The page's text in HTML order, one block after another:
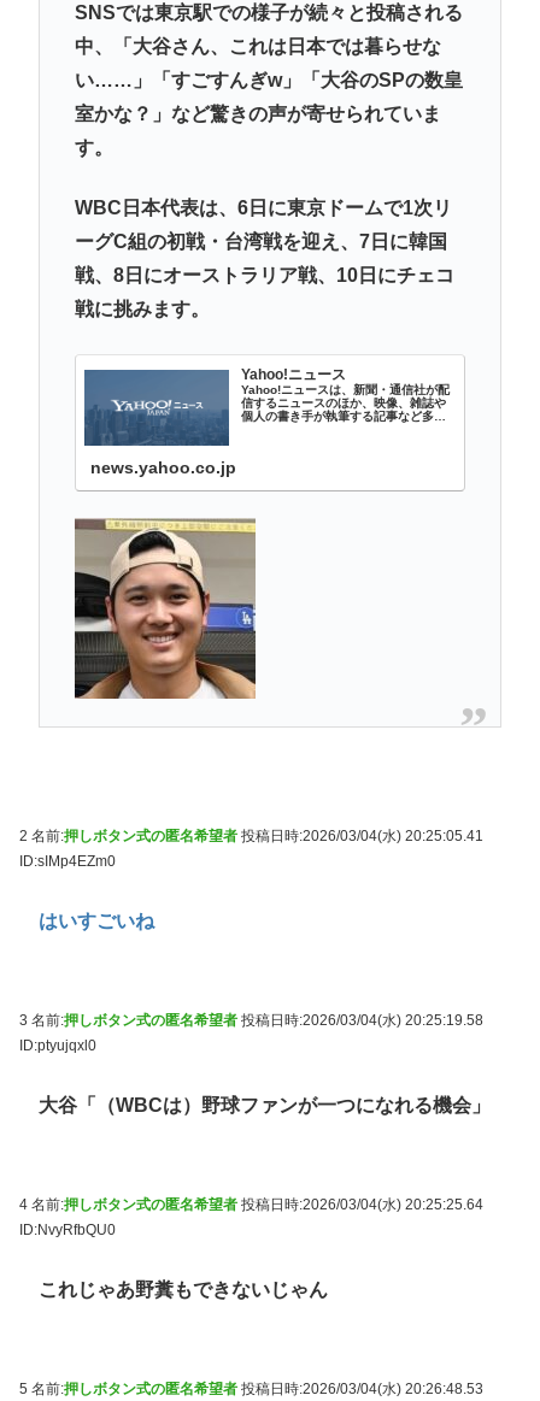
SNSでは東京駅での様子が続々と投稿される
中、「大谷さん、これは日本では暮らせな
い……」「すごすんぎw」「大谷のSPの数皇
室かな？」など驚きの声が寄せられていま
す。
WBC日本代表は、6日に東京ドームで1次リ
ーグC組の初戦・台湾戦を迎え、7日に韓国
戦、8日にオーストラリア戦、10日にチェコ
戦に挑みます。
Yahoo!ニュース
Yahoo!ニュースは、新聞・通信社が配
信するニュースのほか、映像、雑誌や
個人の書き手が執筆する記事など多種
news.yahoo.co.jp
2 名前:押しボタン式の匿名希望者 投稿日時:2026/03/04(水) 20:25:05.41
ID:sIMp4EZm0
はいすごいね
3 名前:押しボタン式の匿名希望者 投稿日時:2026/03/04(水) 20:25:19.58
ID:ptyujqxl0
大谷「（WBCは）野球ファンが一つになれる機会」
4 名前:押しボタン式の匿名希望者 投稿日時:2026/03/04(水) 20:25:25.64
ID:NvyRfbQU0
これじゃあ野糞もできないじゃん
5 名前:押しボタン式の匿名希望者 投稿日時:2026/03/04(水) 20:26:48.53